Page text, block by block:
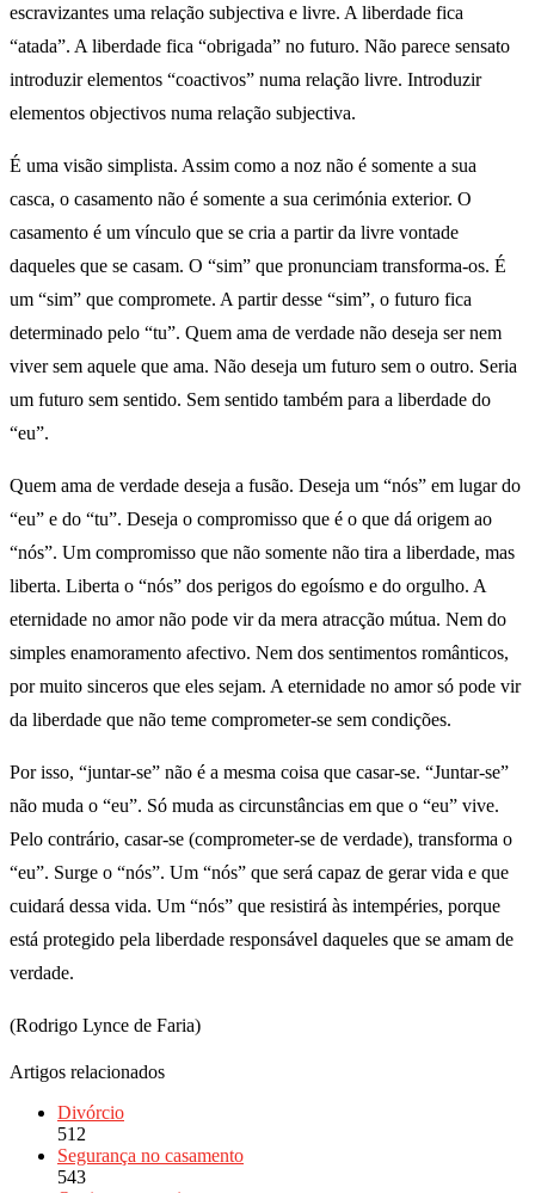
escravizantes uma relação subjectiva e livre. A liberdade fica
“atada”. A liberdade fica “obrigada” no futuro. Não parece sensato
introduzir elementos “coactivos” numa relação livre. Introduzir
elementos objectivos numa relação subjectiva.
É uma visão simplista. Assim como a noz não é somente a sua
casca, o casamento não é somente a sua cerimónia exterior. O
casamento é um vínculo que se cria a partir da livre vontade
daqueles que se casam. O “sim” que pronunciam transforma-os. É
um “sim” que compromete. A partir desse “sim”, o futuro fica
determinado pelo “tu”. Quem ama de verdade não deseja ser nem
viver sem aquele que ama. Não deseja um futuro sem o outro. Seria
um futuro sem sentido. Sem sentido também para a liberdade do
“eu”.
Quem ama de verdade deseja a fusão. Deseja um “nós” em lugar do
“eu” e do “tu”. Deseja o compromisso que é o que dá origem ao
“nós”. Um compromisso que não somente não tira a liberdade, mas
liberta. Liberta o “nós” dos perigos do egoísmo e do orgulho. A
eternidade no amor não pode vir da mera atracção mútua. Nem do
simples enamoramento afectivo. Nem dos sentimentos românticos,
por muito sinceros que eles sejam. A eternidade no amor só pode vir
da liberdade que não teme comprometer-se sem condições.
Por isso, “juntar-se” não é a mesma coisa que casar-se. “Juntar-se”
não muda o “eu”. Só muda as circunstâncias em que o “eu” vive.
Pelo contrário, casar-se (comprometer-se de verdade), transforma o
“eu”. Surge o “nós”. Um “nós” que será capaz de gerar vida e que
cuidará dessa vida. Um “nós” que resistirá às intempéries, porque
está protegido pela liberdade responsável daqueles que se amam de
verdade.
(Rodrigo Lynce de Faria)
Artigos relacionados
Divórcio
512
Segurança no casamento
543